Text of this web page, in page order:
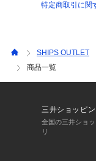
特定商取引に関
SHIPS OUTLET
商品一覧
三井ショッピ
全国の三井ショ
リ